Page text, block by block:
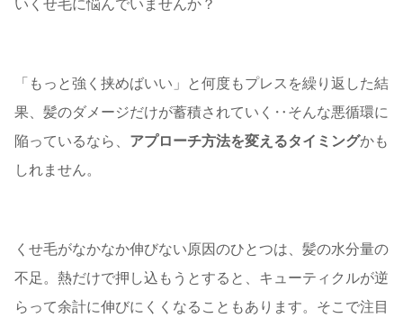
いくせ毛に悩んでいませんか？
「もっと強く挟めばいい」と何度もプレスを繰り返した結
果、髪のダメージだけが蓄積されていく‥そんな悪循環に
陥っているなら、 アプローチ方法を変えるタイミングかも
しれません。
くせ毛がなかなか伸びない原因のひとつは、髪の水分量の
不足。熱だけで押し込もうとすると、キューティクルが逆
らって余計に伸びにくくなることもあります。そこで注目